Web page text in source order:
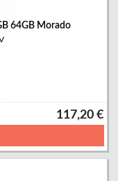
64GB Morado
117,20 €